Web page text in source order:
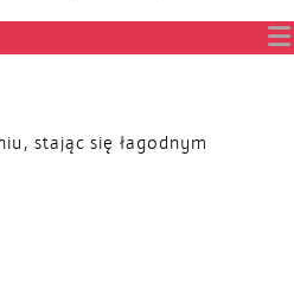
stając się łagodnym